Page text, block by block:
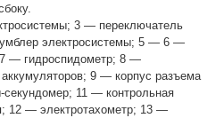
3 — переключатель
электросистемы; 5 — 6 —
— гидроспидометр; 8 —
9 — корпус разъема
11 — контрольная
12 — электротахометр; 13 —